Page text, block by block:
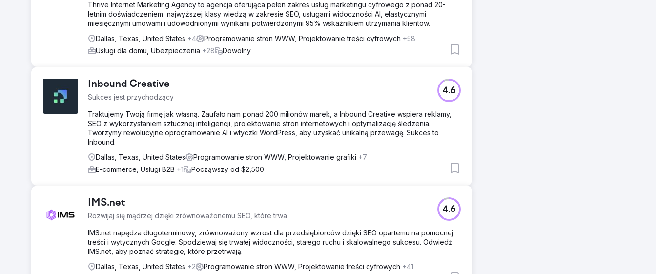
Thrive Internet Marketing Agency to agencja oferująca pełen zakres usług marketingu cyfrowego z ponad 20-
letnim doświadczeniem, najwyższej klasy wiedzą w zakresie SEO, usługami widoczności AI, elastycznymi
miesięcznymi umowami i udowodnionymi wynikami potwierdzonymi 95% wskaźnikiem utrzymania klientów.
Dallas, Texas, United States +4 Programowanie stron WWW, Projektowanie treści cyfrowych +58
Usługi dla domu, Ubezpieczenia +28 Dowolny
Inbound Creative
Sukces jest przychodzący
4.6
Traktujemy Twoją firmę jak własną. Zaufało nam ponad 200 milionów marek, a Inbound Creative wspiera reklamy,
SEO z wykorzystaniem sztucznej inteligencji, projektowanie stron internetowych i optymalizację śledzenia.
Tworzymy rewolucyjne oprogramowanie AI i wtyczki WordPress, aby uzyskać unikalną przewagę. Sukces to
Inbound.
Dallas, Texas, United States
Programowanie stron WWW, Projektowanie grafiki +7
E-commerce, Usługi B2B +1 Począwszy od $2,500
IMS.net
Rozwijaj się mądrzej dzięki zrównoważonemu SEO, które trwa
4.6
IMS.net napędza długoterminowy, zrównoważony wzrost dla przedsiębiorców dzięki SEO opartemu na pomocnej
treści i wytycznych Google. Spodziewaj się trwałej widoczności, stałego ruchu i skalowalnego sukcesu. Odwiedź
IMS.net, aby poznać strategie, które przetrwają.
Dallas, Texas, United States +2 Programowanie stron WWW, Projektowanie treści cyfrowych +41